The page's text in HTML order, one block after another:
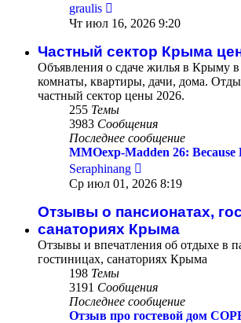
graulis
к
последнему
сообщению
Чт июл 16, 2026 9:20
Частный сектор Крыма
Объявления о сдаче жилья в Крыму в
комнаты, квартиры, дачи, дома.
частный сектор цены 2026.
255 Темы
3983 Сообщения
Последнее сообщение
MMOexp-Madden 26:
Seraphinang
к
сообщению
Ср июл 01, 2026 8:19
Отзывы о пансионатах,
санаториях Крыма
Отзывы и впечатления об отдыхе в
гостиницах, санаториях Крыма
198 Темы
3191 Сообщения
Последнее сообщение
Отзыв про гостевой дом